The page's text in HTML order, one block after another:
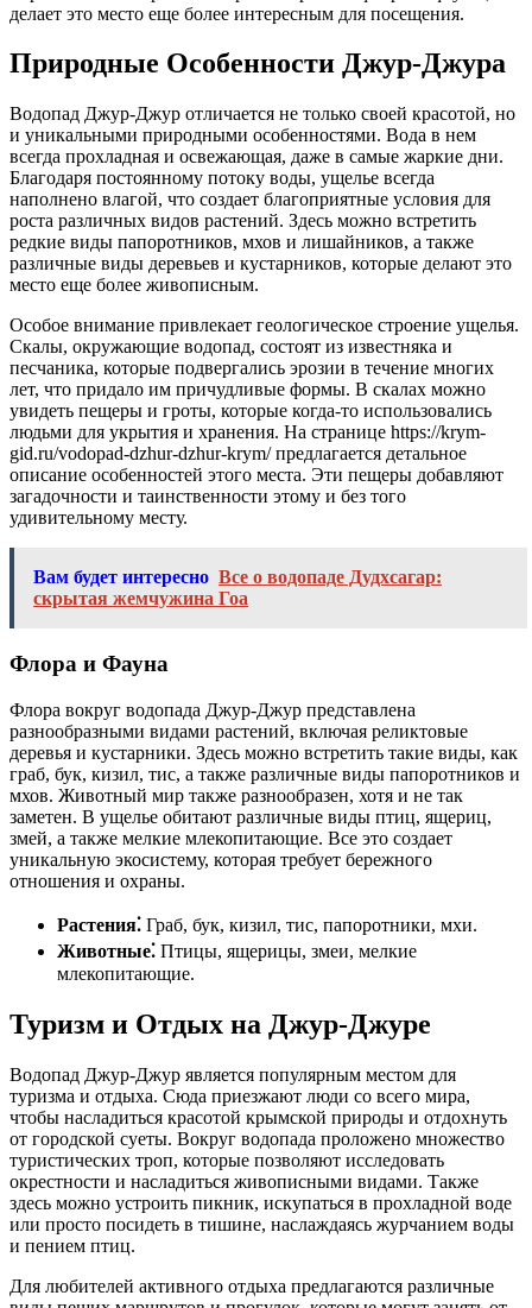
делает это место еще более интересным для посещения.
Природные Особенности Джур-Джура
Водопад Джур-Джур отличается не только своей красотой, но
и уникальными природными особенностями. Вода в нем
всегда прохладная и освежающая, даже в самые жаркие дни.
Благодаря постоянному потоку воды, ущелье всегда
наполнено влагой, что создает благоприятные условия для
роста различных видов растений. Здесь можно встретить
редкие виды папоротников, мхов и лишайников, а также
различные виды деревьев и кустарников, которые делают это
место еще более живописным.
Особое внимание привлекает геологическое строение ущелья.
Скалы, окружающие водопад, состоят из известняка и
песчаника, которые подвергались эрозии в течение многих
лет, что придало им причудливые формы. В скалах можно
увидеть пещеры и гроты, которые когда-то использовались
людьми для укрытия и хранения. На странице https://krym-
gid.ru/vodopad-dzhur-dzhur-krym/ предлагается детальное
описание особенностей этого места. Эти пещеры добавляют
загадочности и таинственности этому и без того
удивительному месту.
Вам будет интересно Все о водопаде Дудхсагар:
скрытая жемчужина Гоа
Флора и Фауна
Флора вокруг водопада Джур-Джур представлена
разнообразными видами растений, включая реликтовые
деревья и кустарники. Здесь можно встретить такие виды, как
граб, бук, кизил, тис, а также различные виды папоротников и
мхов. Животный мир также разнообразен, хотя и не так
заметен. В ущелье обитают различные виды птиц, ящериц,
змей, а также мелкие млекопитающие. Все это создает
уникальную экосистему, которая требует бережного
отношения и охраны.
Растения⁚ Граб, бук, кизил, тис, папоротники, мхи.
Животные⁚ Птицы, ящерицы, змеи, мелкие
млекопитающие.
Туризм и Отдых на Джур-Джуре
Водопад Джур-Джур является популярным местом для
туризма и отдыха. Сюда приезжают люди со всего мира,
чтобы насладиться красотой крымской природы и отдохнуть
от городской суеты. Вокруг водопада проложено множество
туристических троп, которые позволяют исследовать
окрестности и насладиться живописными видами. Также
здесь можно устроить пикник, искупаться в прохладной воде
или просто посидеть в тишине, наслаждаясь журчанием воды
и пением птиц.
Для любителей активного отдыха предлагаются различные